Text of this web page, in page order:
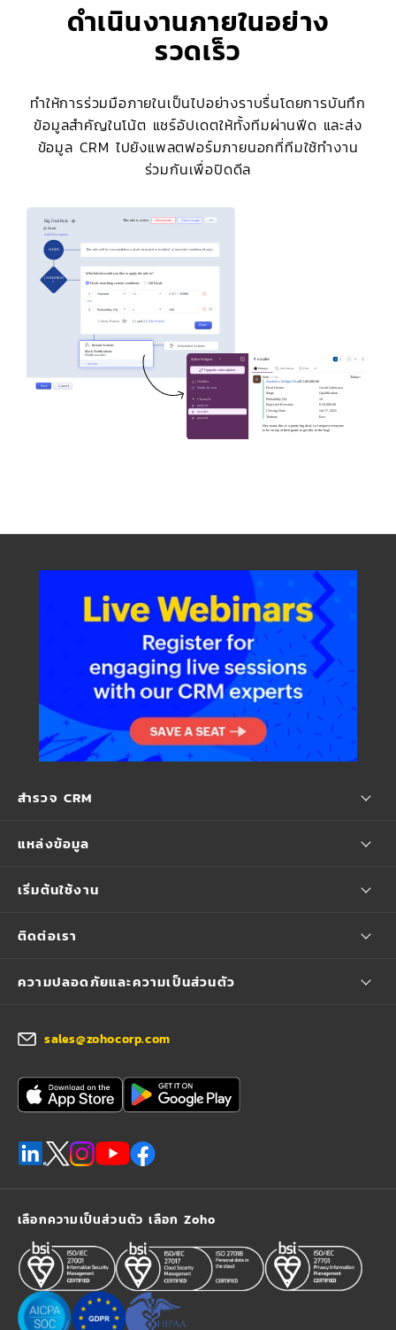
ดำเนินงานภายในอย่าง
รวดเร็ว
ทำให้การร่วมมือภายในเป็นไปอย่างราบรื่นโดยการบันทึก
ข้อมูลสำคัญในโน้ต แชร์อัปเดตให้ทั้งทีมผ่านฟีด และส่ง
ข้อมูล CRM ไปยังแพลตฟอร์มภายนอกที่ทีมใช้ทำงาน
ร่วมกันเพื่อปิดดีล
สำรวจ CRM
แหล่งข้อมูล
เริ่มต้นใช้งาน
ติดต่อเรา
ความปลอดภัยและความเป็นส่วนตัว
sales@zohocorp.com
เลือกความเป็นส่วนตัว เลือก Zoho